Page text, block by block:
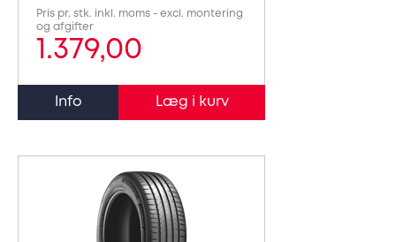
stenslag
Serviceeftersyn
Støddæmpere
Synstjek
Trailer
Vinterdæk
Pris pr. stk. inkl. moms - excl. montering
og afgifter
1.379,00
Info